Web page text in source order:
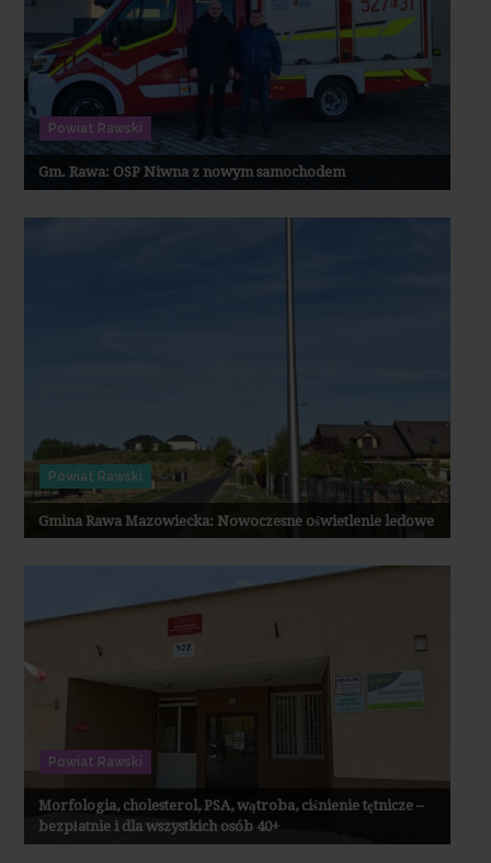
Powiat Rawski
Gm. Rawa: OSP Niwna z nowym samochodem
Powiat Rawski
Gmina Rawa Mazowiecka: Nowoczesne oświetlenie ledowe
Powiat Rawski
Morfologia, cholesterol, PSA, wątroba, ciśnienie tętnicze –
bezpłatnie i dla wszystkich osób 40+